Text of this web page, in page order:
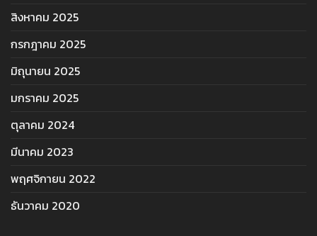
สิงหาคม 2025
กรกฎาคม 2025
มิถุนายน 2025
มกราคม 2025
ตุลาคม 2024
มีนาคม 2023
พฤศจิกายน 2022
ธันวาคม 2020